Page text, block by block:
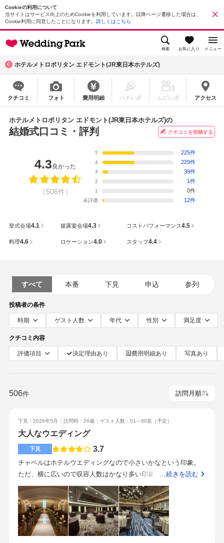
Cookieの利用について
当サイトはサービス向上のためCookieを利用しています。以降ページ遷移した場合は、
Cookie利用に同意したことになります。 詳しくはこちら
検索 お気に入り メニュー
ホテルメトロポリタン エドモント(JR東日本ホテルズ)
クチコミ フォト 費用明細 ハナレポ ムビレポ アクセス
ホテルメトロポリタン エドモント(JR東日本ホテルズ)の
結婚式口コミ・評判 クチコミを投稿する
4.3 良かった
（506件）
5 225件
4 229件
3 39件
2 1件
1 0件
未評価 12件
挙式会場4.1 披露宴会場4.3 コストパフォーマンス4.5
料理4.6 ロケーション4.0 スタッフ4.4
すべて 本番 下見 申込 参列
投稿者の条件
時期 ゲスト人数 年代 性別 満足度
クチコミ内容
評価項目 決定理由あり 費用明細あり 写真あり
506件
下見：2026年5月 訪問時：26歳 ゲスト人数：51～60名 （予定）
大人なウエディング
下見 3.7
チャペルはホテルウエディングなので小さいかなという印象。
ただ、横に広いので収容人数はかなり多い印象でした。2つ披露
宴会場がありました。ホテルウエディングなだけあり100名以上
余裕で入るとても広い披露宴会場です。重厚感があり、若者ウ
エディングより30代以上の大人なウエディングな印象でした。
ホテルウエディングなので専門式場と比べて安いです。料理は
推しているだけあってどれも本当に美味しいです。お土産でい
…続きを読む